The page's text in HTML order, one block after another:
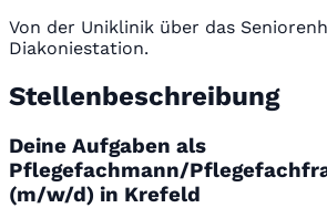
Von der Uniklinik über das
Diakoniestation.
Stellenbeschreibung
Deine Aufgaben als
Pflegefachmann/
(m/w/d) in Krefeld